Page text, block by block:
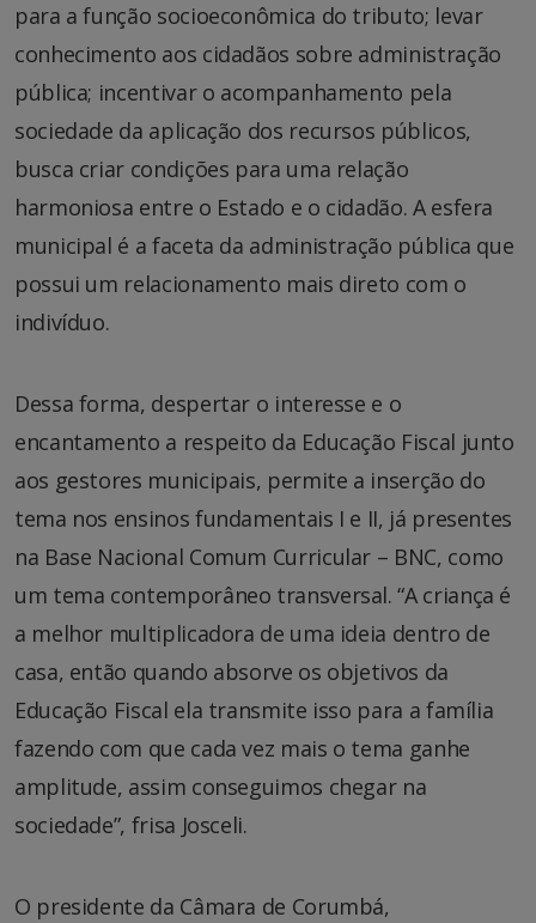
para a função socioeconômica do tributo; levar
conhecimento aos cidadãos sobre administração
pública; incentivar o acompanhamento pela
sociedade da aplicação dos recursos públicos,
busca criar condições para uma relação
harmoniosa entre o Estado e o cidadão. A esfera
municipal é a faceta da administração pública que
possui um relacionamento mais direto com o
indivíduo.
Dessa forma, despertar o interesse e o
encantamento a respeito da Educação Fiscal junto
aos gestores municipais, permite a inserção do
tema nos ensinos fundamentais I e II, já presentes
na Base Nacional Comum Curricular – BNC, como
um tema contemporâneo transversal. “A criança é
a melhor multiplicadora de uma ideia dentro de
casa, então quando absorve os objetivos da
Educação Fiscal ela transmite isso para a família
fazendo com que cada vez mais o tema ganhe
amplitude, assim conseguimos chegar na
sociedade”, frisa Josceli.
O presidente da Câmara de Corumbá,